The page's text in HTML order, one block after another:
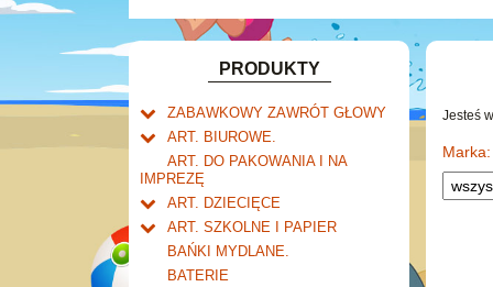
PRODUKTY
ZABAWKOWY ZAWRÓT GŁOWY
Welly.
Mały naukowiec.
Zabawki dla chłopców.
cybertransformacja
Akcesoria dla lalek.
ART. BIUROWE.
Kalendarze.
Książkowe
Wieloletnie
Ścienne
Zdzieraki
Dziurkacze i zszywacze.
Klipy i spinacze.
Korektory.
Skoroszyty, teczki i segregatory.
ART. DO PAKOWANIA I NA
IMPREZĘ
ART. DZIECIĘCE
Artykuły drogeryjne.
Produkty dla mamy i
ART. SZKOLNE I PAPIER
Tornistry, plecaki i walizki.
Drobne artykuły szkolne.
BAŃKI MYDLANE.
BATERIE
Jesteś
Marka: